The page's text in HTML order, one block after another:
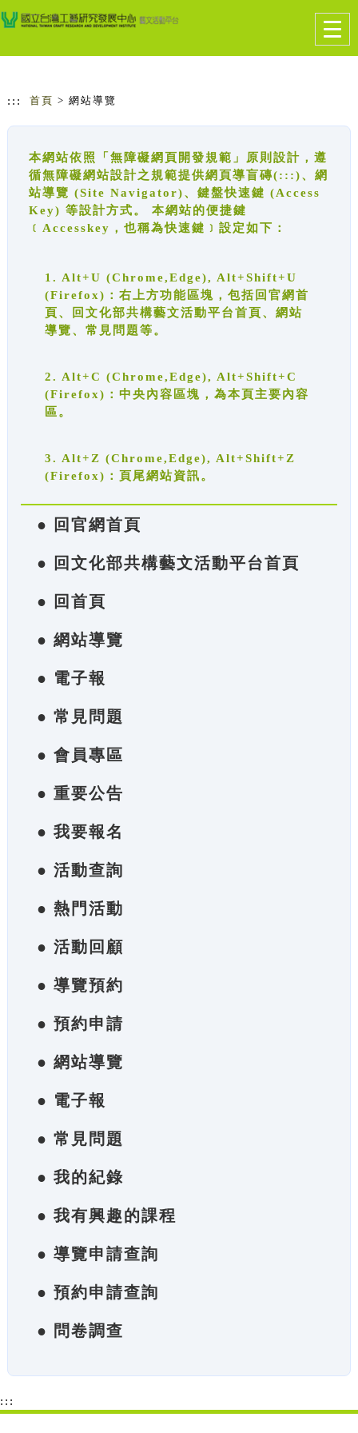
跳到主要內容
網站導覽
::: 首頁 > 網站導覽
本網站依照「無障礙網頁開發規範」原則設計，遵
循無障礙網站設計之規範提供網頁導盲磚(:::)、網
站導覽 (Site Navigator)、鍵盤快速鍵 (Access
Key) 等設計方式。 本網站的便捷鍵
﹝Accesskey，也稱為快速鍵﹞設定如下：
1. Alt+U (Chrome,Edge), Alt+Shift+U
(Firefox)：右上方功能區塊，包括回官網首
頁、回文化部共構藝文活動平台首頁、網站
導覽、常見問題等。
2. Alt+C (Chrome,Edge), Alt+Shift+C
(Firefox)：中央內容區塊，為本頁主要內容
區。
3. Alt+Z (Chrome,Edge), Alt+Shift+Z
(Firefox)：頁尾網站資訊。
● 回官網首頁
● 回文化部共構藝文活動平台首頁
● 回首頁
● 網站導覽
● 電子報
● 常見問題
● 會員專區
● 重要公告
● 我要報名
● 活動查詢
● 熱門活動
● 活動回顧
● 導覽預約
● 預約申請
● 網站導覽
● 電子報
● 常見問題
● 我的紀錄
● 我有興趣的課程
● 導覽申請查詢
● 預約申請查詢
● 問卷調查
:::